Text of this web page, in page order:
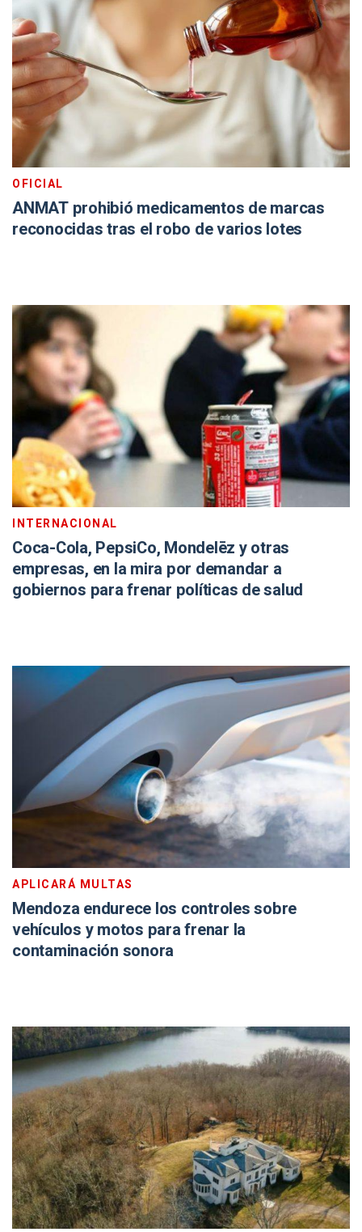
OFICIAL
ANMAT prohibió medicamentos de marcas
reconocidas tras el robo de varios lotes
INTERNACIONAL
Coca-Cola, PepsiCo, Mondelēz y otras
empresas, en la mira por demandar a
gobiernos para frenar políticas de salud
APLICARÁ MULTAS
Mendoza endurece los controles sobre
vehículos y motos para frenar la
contaminación sonora